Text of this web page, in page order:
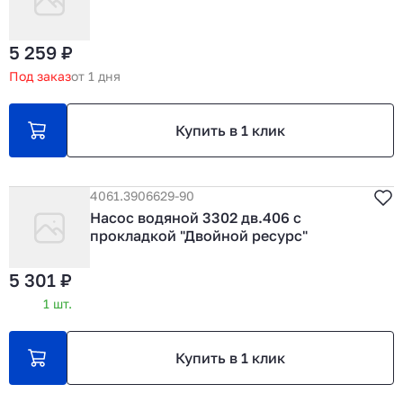
5 259 ₽
Под заказот 1 дня
Купить в 1 клик
4061.3906629-90
Насос водяной 3302 дв.406 с
прокладкой "Двойной ресурс"
5 301 ₽
1 шт.
Купить в 1 клик